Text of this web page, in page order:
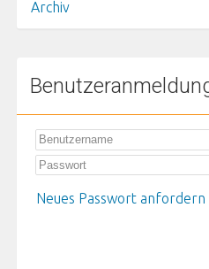
Archiv
Neues Passwort anfordern